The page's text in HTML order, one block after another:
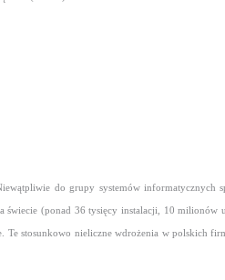
do grupy systemów informatycznych
(ponad 36 tysięcy instalacji, 10 milionów
stosunkowo nieliczne wdrożenia w polskich